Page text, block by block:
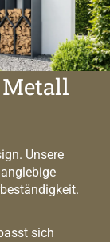
Metall
Unsere
sich